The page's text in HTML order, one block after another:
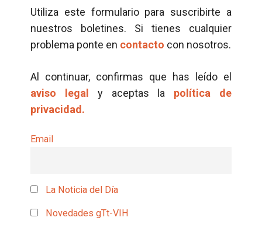
Utiliza este formulario para suscribirte a
nuestros boletines. Si tienes cualquier
problema ponte en contacto con nosotros.
Al continuar, confirmas que has leído el
aviso legal
y aceptas la política de
privacidad.
Email
La Noticia del Día
Novedades gTt-VIH